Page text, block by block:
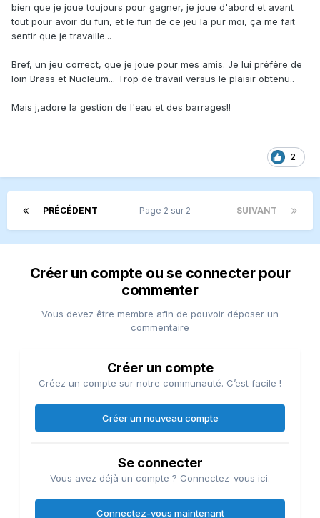
bien que je joue toujours pour gagner, je joue d'abord et avant
tout pour avoir du fun, et le fun de ce jeu la pur moi, ça me fait
sentir que je travaille...
Bref, un jeu correct, que je joue pour mes amis. Je lui préfère de
loin Brass et Nucleum... Trop de travail versus le plaisir obtenu..
Mais j,adore la gestion de l'eau et des barrages!!
2
PRÉCÉDENT SUIVANT
Page 2 sur 2
Créer un compte ou se connecter pour
commenter
Vous devez être membre afin de pouvoir déposer un
commentaire
Créer un compte
Créez un compte sur notre communauté. C’est facile !
Créer un nouveau compte
Se connecter
Vous avez déjà un compte ? Connectez-vous ici.
Connectez-vous maintenant